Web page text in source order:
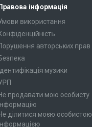
Правова інформація
використання
авторських прав
Ідентифікація музики
продавати мою особисту
ділитися моєю особистою